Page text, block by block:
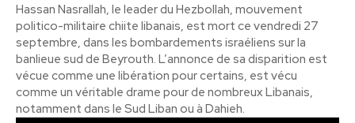
Hassan Nasrallah, le leader du Hezbollah, mouvement
politico-militaire chiite libanais, est mort ce vendredi 27
septembre, dans les bombardements israéliens sur la
banlieue sud de Beyrouth. L’annonce de sa disparition est
vécue comme une libération pour certains, est vécu
comme un véritable drame pour de nombreux Libanais,
notamment dans le Sud Liban ou à Dahieh.